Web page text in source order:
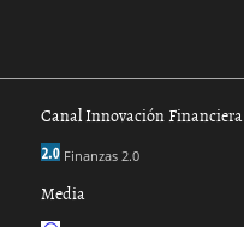
Canal Innovación Financiera
Finanzas 2.0
Media